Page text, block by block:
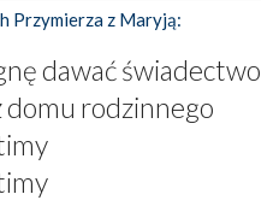
Przymierza z Maryją:
dawać świadectwo
domu rodzinnego